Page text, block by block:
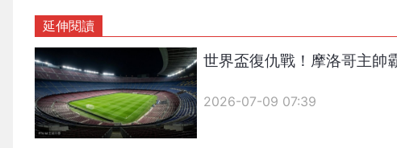
延伸閱讀
世界盃復仇戰！摩洛哥主帥
2026-07-09 07:39